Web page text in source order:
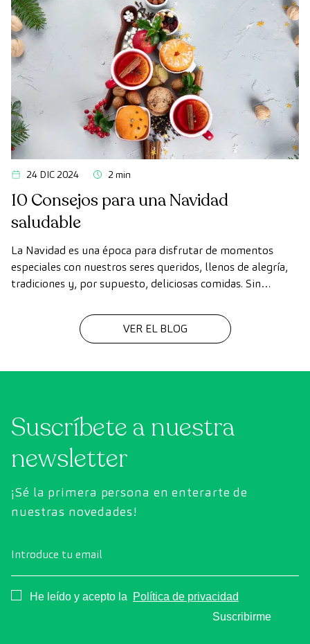
24 DIC 2024 2 min
10 Consejos para una Navidad
saludable
La Navidad es una época para disfrutar de momentos
especiales con nuestros seres queridos, llenos de alegría,
tradiciones y, por supuesto, deliciosas comidas. Sin
vista nuestros hábitos saludables.
VER EL BLOG
Suscríbete a nuestra
newsletter
¡Sé la primera persona en enterarte de
nuestras novedades!
Introduce tu email
Consentimiento
He leído y acepto la
Política de privacidad
Suscribirme